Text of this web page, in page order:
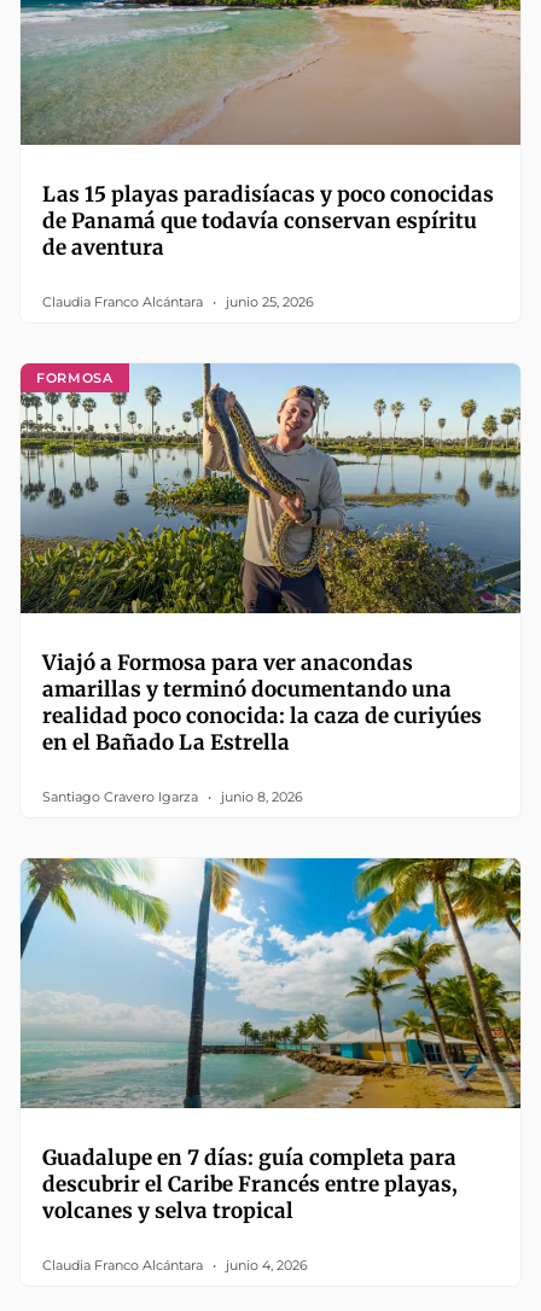
Las 15 playas paradisíacas y poco conocidas
de Panamá que todavía conservan espíritu
de aventura
Claudia Franco Alcántara junio 25, 2026
FORMOSA
Viajó a Formosa para ver anacondas
amarillas y terminó documentando una
realidad poco conocida: la caza de curiyúes
en el Bañado La Estrella
Santiago Cravero Igarza junio 8, 2026
Guadalupe en 7 días: guía completa para
descubrir el Caribe Francés entre playas,
volcanes y selva tropical
Claudia Franco Alcántara junio 4, 2026